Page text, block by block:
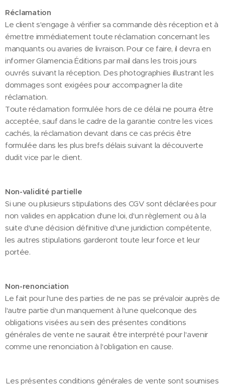
Réclamation
Le client s'engage à vérifier sa commande dès réception et à
émettre immédiatement toute réclamation concernant les
manquants ou avaries de livraison. Pour ce faire, il devra en
informer Glamencia Éditions par mail dans les trois jours
ouvrés suivant la réception. Des photographies illustrant les
dommages sont exigées pour accompagner la dite
réclamation.
Toute réclamation formulée hors de ce délai ne pourra être
acceptée, sauf dans le cadre de la garantie contre les vices
cachés, la réclamation devant dans ce cas précis être
formulée dans les plus brefs délais suivant la découverte
dudit vice par le client.
Non-validité partielle
Si une ou plusieurs stipulations des CGV sont déclarées pour
non valides en application d'une loi, d'un règlement ou à la
suite d'une décision définitive d'une juridiction compétente,
les autres stipulations garderont toute leur force et leur
portée.
Non-renonciation
Le fait pour l'une des parties de ne pas se prévaloir auprès de
l'autre partie d'un manquement à l'une quelconque des
obligations visées au sein des présentes conditions
générales de vente ne saurait être interprété pour l'avenir
comme une renonciation à l'obligation en cause.
Les présentes conditions générales de vente sont soumises